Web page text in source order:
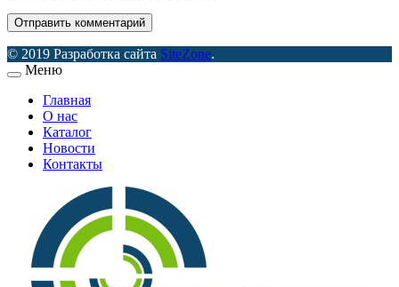
© 2019 Разработка сайта SiteZone.
Меню
Главная
О нас
Каталог
Новости
Контакты